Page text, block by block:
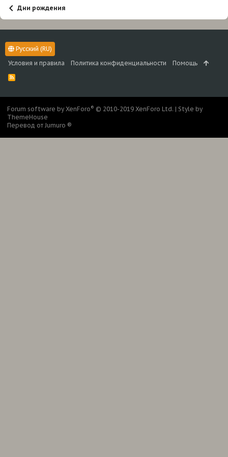
Дни рождения
Русский (RU)
Условия и правила
Политика конфиденциальности Помощь
R
Forum software by XenForo® © 2010-2019 XenForo Ltd. | Style by
ThemeHouse
Перевод от Jumuro ®